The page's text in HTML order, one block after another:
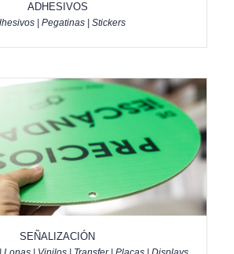
ADHESIVOS
| Pegatinas | Stickers
SEÑALIZACIÓN